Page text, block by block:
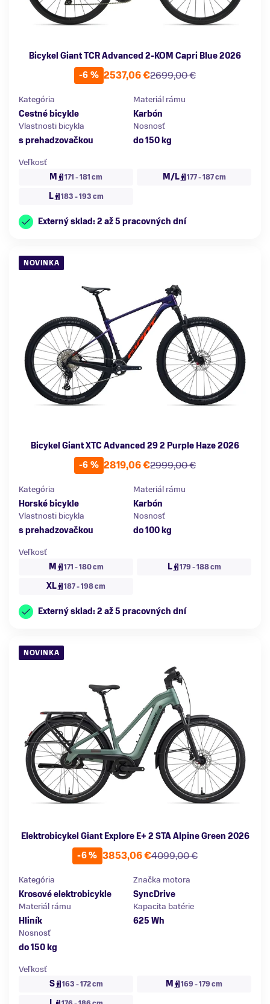
Bicykel Giant TCR Advanced 2-KOM Capri Blue 2026
-6 %
2699,00 €
2537,06 €
Kategória
Cestné bicykle
Materiál rámu
Karbón
Vlastnosti bicykla
s prehadzovačkou
Nosnosť
do 150 kg
Veľkosť
M
171 - 181 cm M/L 177 - 187 cm
L 183 - 193 cm
Externý sklad: 2 až 5 pracovných dní
NOVINKA
Bicykel Giant XTC Advanced 29 2 Purple Haze 2026
-6 %
2999,00 €
2819,06 €
Kategória
Horské bicykle
Materiál rámu
Karbón
Vlastnosti bicykla
s prehadzovačkou
Nosnosť
do 100 kg
Veľkosť
M
171 - 180 cm L 179 - 188 cm
XL 187 - 198 cm
Externý sklad: 2 až 5 pracovných dní
NOVINKA
Elektrobicykel Giant Explore E+ 2 STA Alpine Green 2026
-6 %
4099,00 €
3853,06 €
Kategória
Krosové elektrobicykle
Značka motora
SyncDrive
Materiál rámu
Hliník
Kapacita batérie
625 Wh
Nosnosť
do 150 kg
Veľkosť
S
163 - 172 cm M 169 - 179 cm